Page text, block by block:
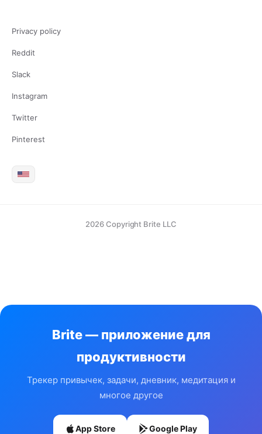
Privacy policy
Reddit
Slack
Instagram
Twitter
Pinterest
2026 Copyright Brite LLC
Brite — приложение для
продуктивности
Трекер привычек, задачи, дневник, медитация и
многое другое
App Store Google Play